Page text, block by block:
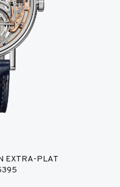
EXTRA-PLAT